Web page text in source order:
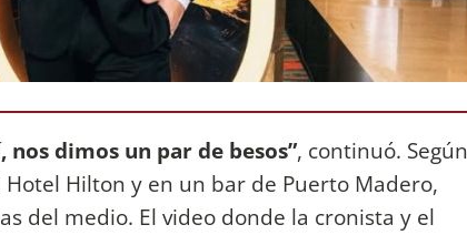
dimos un par de besos”, continuó. Según
Hilton y en un bar de Puerto Madero,
del medio. El video donde la cronista y el